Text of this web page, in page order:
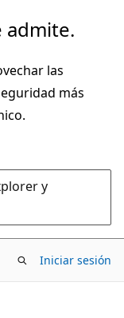
admite.
las
más
y
Iniciar sesión